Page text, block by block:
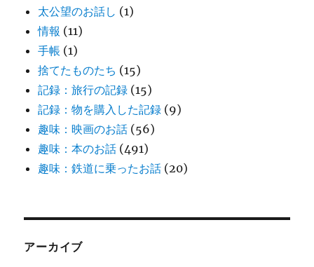
太公望のお話し (1)
情報 (11)
手帳 (1)
捨てたものたち (15)
記録：旅行の記録 (15)
記録：物を購入した記録 (9)
趣味：映画のお話 (56)
趣味：本のお話 (491)
趣味：鉄道に乗ったお話 (20)
アーカイブ